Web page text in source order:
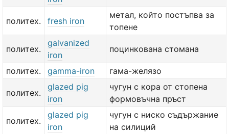
политех. fresh iron
метал, който постъпва за
топене
политех.
galvanized
iron
поцинкована стомана
политех. gamma-iron гама-желязо
политех.
glazed pig
iron
чугун с кора от стопена
формовъчна пръст
политех.
glazed pig
iron
чугун с ниско съдържание
на силиций